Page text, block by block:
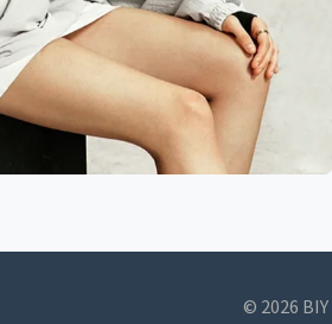
© 2026